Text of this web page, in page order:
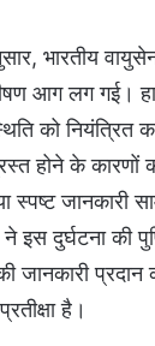
भारतीय
आग लग गई।
को नियंत्रित
होने के
स्पष्ट जानकारी
इस दुर्घटना की
प्रदान
है।